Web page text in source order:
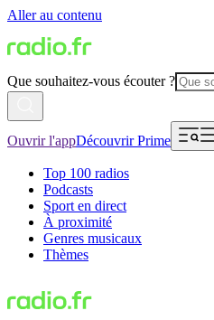
Aller au contenu
Que souhaitez-vous écouter ?
Ouvrir l'appDécouvrir Prime
Top 100 radios
Podcasts
Sport en direct
À proximité
Genres musicaux
Thèmes